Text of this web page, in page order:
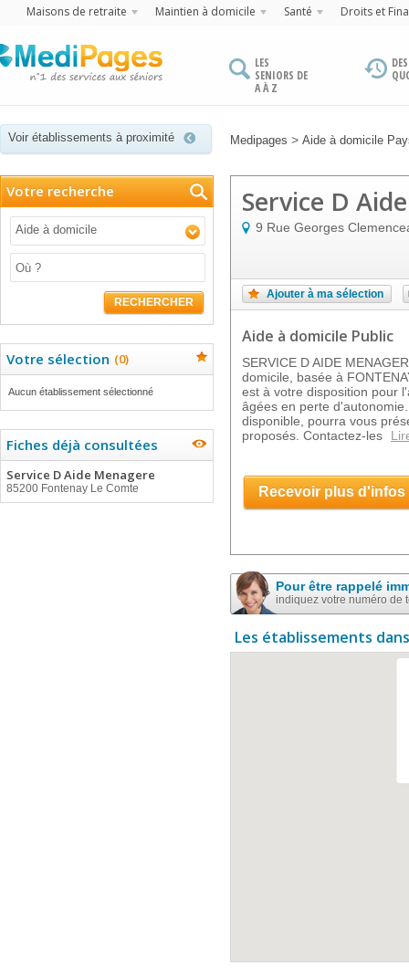
Maisons de retraite Maintien à domicile Santé Droits et
LES
SENIORS DE
A À Z
Voir établissements à proximité Medipages > Aide à domicile
Votre recherche
Aide à domicile
RECHERCHER
Votre sélection (0)
Aucun établissement sélectionné
Fiches déjà consultées
Service D Aide Menagere
85200 Fontenay Le Comte
Service D
9 Rue Georges
Ajouter à ma sélection
Aide à domicile Public
SERVICE D AIDE
domicile, basée à
est à votre disposition pour
âgées en perte
disponible, pourra vous
proposés. Contactez-les
Recevoir plus d'infos
Pour être rappelé
indiquez votre numéro de
Les établissements